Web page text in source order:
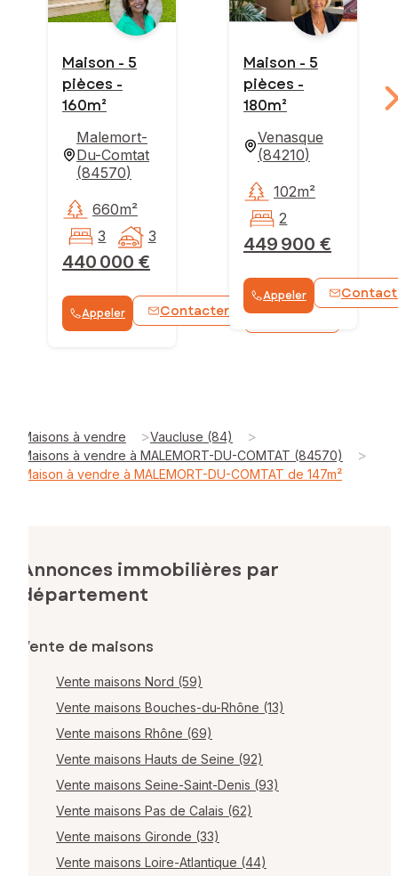
Maison - 5
pièces -
160m²
Malemort-
Du-Comtat
(84570)
440 000 €
660m²
3
3
Appeler Contacter WhatsApp
Maison - 5
pièces -
180m²
Venasque
(84210)
449 900 €
102m²
2
Appeler
Maisons à vendre >Vaucluse (84) >
Maisons à vendre à MALEMORT-DU-COMTAT (84570) >
Maison à vendre à MALEMORT-DU-COMTAT de 147m²
Annonces immobilières par
département
Vente de maisons
Vente maisons Nord (59)
Vente maisons Bouches-du-Rhône (13)
Vente maisons Rhône (69)
Vente maisons Hauts de Seine (92)
Vente maisons Seine-Saint-Denis (93)
Vente maisons Pas de Calais (62)
Vente maisons Gironde (33)
Vente maisons Loire-Atlantique (44)